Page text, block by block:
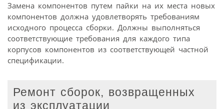
Замена компонентов путем пайки на их места новых
компонентов должна удовлетворять требованиям
исходного процесса сборки. Должны выполняться
соответствующие требования для каждого типа
корпусов компонентов из соответствующей частной
спецификации.
Ремонт сборок, возвращенных
из эксплуатации